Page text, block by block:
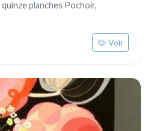
planches Pochoir,
Voir